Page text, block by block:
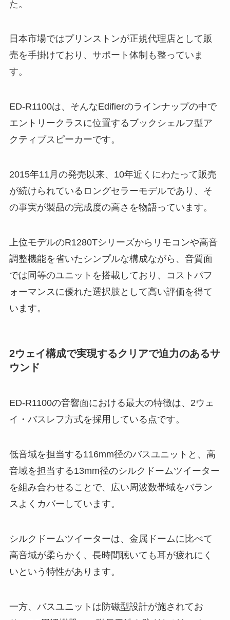
た。
日本市場ではプリンストンが正規代理店として販
売を手掛けており、サポート体制も整っていま
す。
ED-R1100は、そんなEdifierのラインナップの中で
エントリークラスに位置するブックシェルフ型ア
クティブスピーカーです。
2015年11月の発売以来、10年近くにわたって販売
が続けられているロングセラーモデルであり、そ
の事実が製品の完成度の高さを物語っています。
上位モデルのR1280Tシリーズからリモコンや高音
調整機能を省いたシンプルな構成ながら、音質面
では同等のユニットを搭載しており、コストパフ
ォーマンスに優れた選択肢として高い評価を得て
います。
2ウェイ構成で実現するクリアで迫力のあるサ
ウンド
ED-R1100の音響面における最大の特徴は、2ウェ
イ・バスレフ方式を採用している点です。
低音域を担当する116mm径のバスユニットと、高
音域を担当する13mm径のシルクドームツイーター
を組み合わせることで、広い周波数帯域をバラン
スよくカバーしています。
シルクドームツイーターは、金属ドームに比べて
高音域が柔らかく、長時間聴いても耳が疲れにく
いという特性があります。
一方、バスユニットは防磁型設計が施されてお